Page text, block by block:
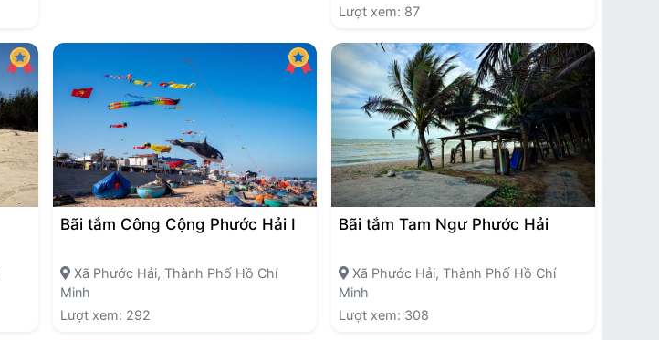
Lượt xem: 87
Bãi tắm Công Cộng Phước Hải I
Xã Phước Hải, Thành Phố Hồ Chí
Minh
Lượt xem: 292
Bãi tắm Tam Ngư Phước Hải
Xã Phước Hải, Thành Phố Hồ Chí
Minh
Lượt xem: 308